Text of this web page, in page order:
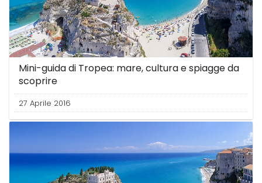
Mini-guida di Tropea: mare, cultura e spiagge da
scoprire
27 Aprile 2016